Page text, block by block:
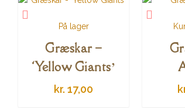
På lager
Græskar –
‘Yellow Giants’
kr. 17,00